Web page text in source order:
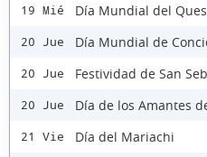
19 Mié Día Mundial del
20 Jue Día Mundial de
20 Jue Festividad de San
20 Jue Día de los Amantes
21 Vie Día del Mariachi